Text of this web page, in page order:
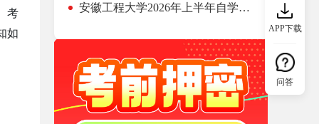
APP下载
问答
考
如
安徽工程大学2026年上半年自学考试本科毕业设计报名通知